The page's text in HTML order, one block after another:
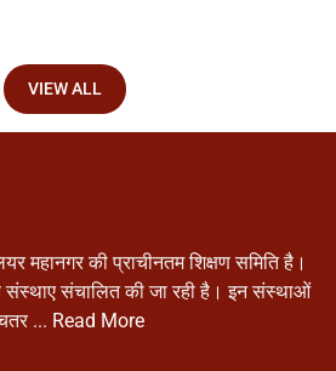
VIEW ALL
महानगर की प्राचीनतम शिक्षण समिति है।
संस्थाए संचालित की जा रही है। इन संस्थाओं
... Read More